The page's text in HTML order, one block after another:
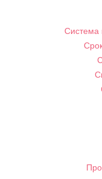
Система